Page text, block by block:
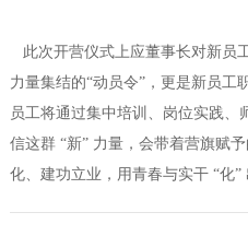
此次开营仪式上应董事长对新员
力量集结的“动员令”，更是新员工
员工将通过集中培训、岗位实践、
信这群 “新” 力量，会带着营旗赋
化、建功立业，用青春与实干 “化”